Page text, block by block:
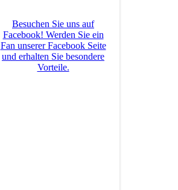
Besuchen Sie uns auf
Facebook! Werden Sie ein
Fan unserer Facebook Seite
und erhalten Sie besondere
Vorteile.